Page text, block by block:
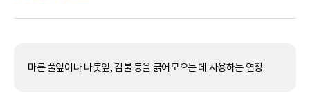
마른 풀잎이나 나뭇잎, 검불 등을 긁어모으는 데 사용하는 연장.